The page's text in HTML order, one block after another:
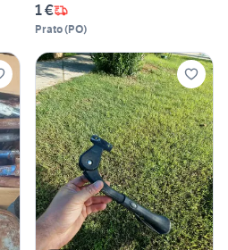
1 €
Prato(PO)